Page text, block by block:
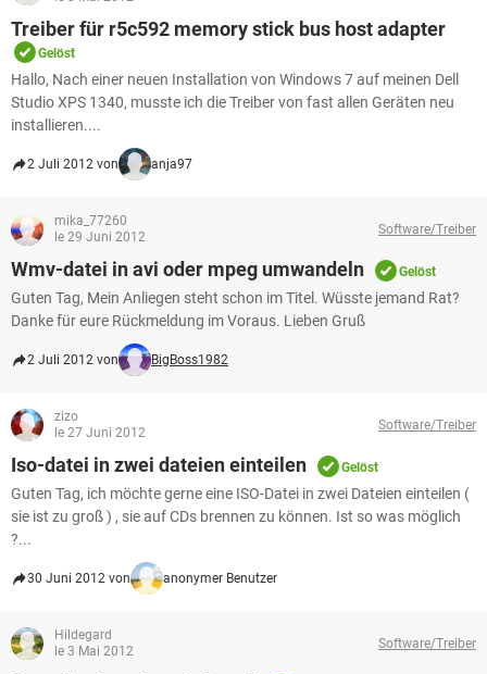
Treiber für r5c592 memory stick bus host adapter
Gelöst
Hallo, Nach einer neuen Installation von Windows 7 auf meinen Dell
Studio XPS 1340, musste ich die Treiber von fast allen Geräten neu
installieren....
2 Juli 2012 von anja97
mika_77260
le 29 Juni 2012
Software/Treiber
Wmv-datei in avi oder mpeg umwandeln Gelöst
Guten Tag, Mein Anliegen steht schon im Titel. Wüsste jemand Rat?
Danke für eure Rückmeldung im Voraus. Lieben Gruß
2 Juli 2012 von BigBoss1982
zizo
le 27 Juni 2012
Software/Treiber
Iso-datei in zwei dateien einteilen Gelöst
Guten Tag, ich möchte gerne eine ISO-Datei in zwei Dateien einteilen (
sie ist zu groß ) , sie auf CDs brennen zu können. Ist so was möglich
?...
30 Juni 2012 von anonymer Benutzer
Hildegard
le 3 Mai 2012
Software/Treiber